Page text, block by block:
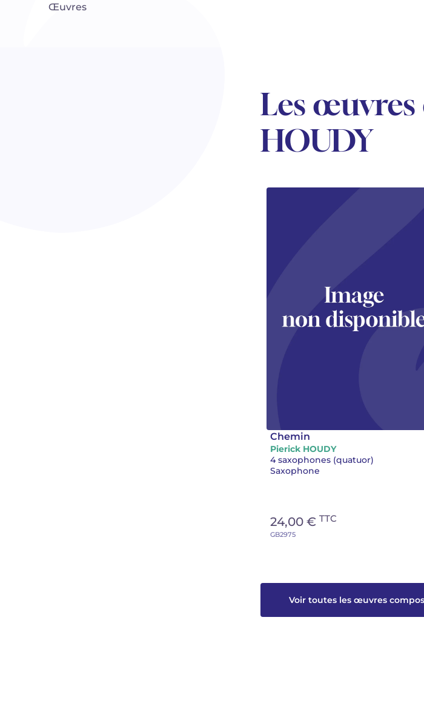
Œuvres
Les
HOUDY
Chemin
Pierick HOUDY
4 saxophones (quatuor)
Saxophone
24,00 € TTC
GB2975
Voir toutes les œuvres